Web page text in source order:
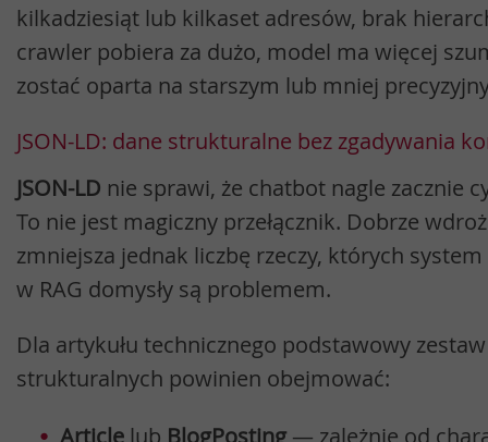
kilkadziesiąt lub kilkaset adresów, brak
crawler pobiera za dużo, model ma więcej
zostać oparta na starszym lub mniej
JSON-LD: dane strukturalne bez zgadywania
JSON-LD nie sprawi, że chatbot nagle zacznie
To nie jest magiczny przełącznik. Dobrze
zmniejsza jednak liczbę rzeczy, których
w RAG domysły są problemem.
Dla artykułu technicznego podstawowy
strukturalnych powinien obejmować:
Article lub BlogPosting — zależnie od